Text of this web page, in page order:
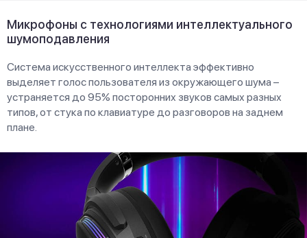
Микрофоны с технологиями интеллектуального
шумоподавления
Система искусственного интеллекта эффективно
выделяет голос пользователя из окружающего шума –
устраняется до 95% посторонних звуков самых разных
типов, от стука по клавиатуре до разговоров на заднем
плане.